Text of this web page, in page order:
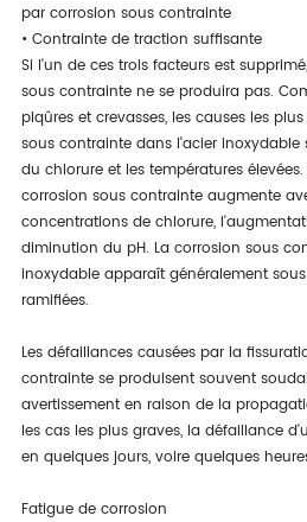
par corrosion sous contrainte
• Contrainte de traction suffisante
Si l'un de ces trois facteurs est
sous contrainte ne se produira pas.
piqûres et crevasses, les causes les
sous contrainte dans l'acier
du chlorure et les températures
corrosion sous contrainte augmente
concentrations de chlorure,
diminution du pH. La corrosion sous
inoxydable apparaît généralement
ramifiées.
Les défaillances causées par la
contrainte se produisent souvent
avertissement en raison de la
les cas les plus graves, la défaillance
en quelques jours, voire quelques
Fatigue de corrosion